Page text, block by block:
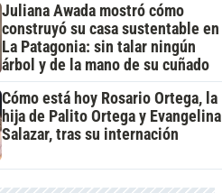
Juliana Awada mostró cómo
construyó su casa sustentable en
La Patagonia: sin talar ningún
árbol y de la mano de su cuñado
Cómo está hoy Rosario Ortega, la
hija de Palito Ortega y Evangelina
Salazar, tras su internación